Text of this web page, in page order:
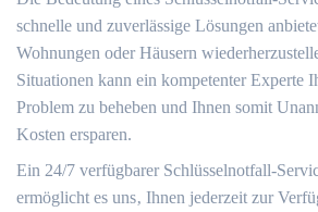
schnelle und zuverlässige Lösungen
Wohnungen oder Häusern
Situationen kann ein kompetenter Experte
Problem zu beheben und Ihnen somit
Kosten ersparen.
Ein 24/7 verfügbarer Schlüsselnotfall-
ermöglicht es uns‚ Ihnen jederzeit zur